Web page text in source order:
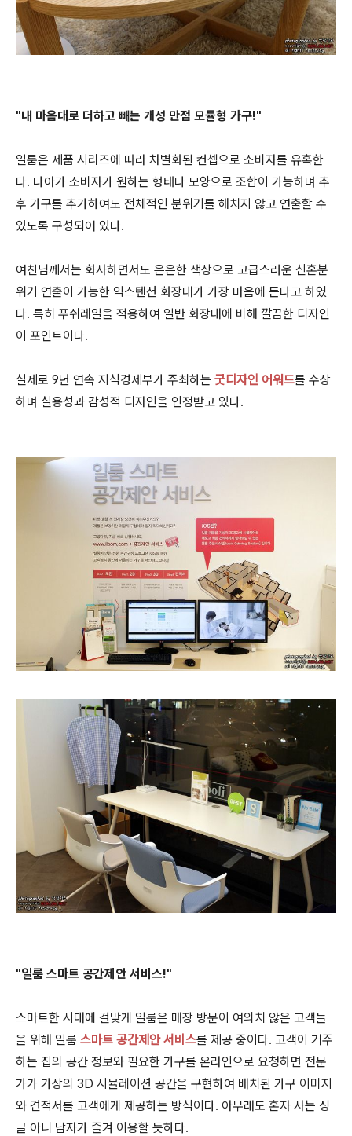
"내 마음대로 더하고 빼는 개성 만점 모듈형 가구!"
일룸은 제품 시리즈에 따라 차별화된 컨셉으로 소비자를 유혹한
다. 나아가 소비자가 원하는 형태나 모양으로 조합이 가능하며 추
후 가구를 추가하여도 전체적인 분위기를 해치지 않고 연출할 수
있도록 구성되어 있다.
여친님께서는 화사하면서도 은은한 색상으로 고급스러운 신혼분
위기 연출이 가능한 익스텐션 화장대가 가장 마음에 든다고 하였
다. 특히 푸쉬레일을 적용하여 일반 화장대에 비해 깔끔한 디자인
이 포인트이다.
실제로 9년 연속 지식경제부가 주최하는 굿디자인 어워드를 수상
하며 실용성과 감성적 디자인을 인정받고 있다.
"일룸 스마트 공간제안 서비스!"
스마트한 시대에 걸맞게 일룸은 매장 방문이 여의치 않은 고객들
을 위해 일룸 스마트 공간제안 서비스를 제공 중이다. 고객이 거주
하는 집의 공간 정보와 필요한 가구를 온라인으로 요청하면 전문
가가 가상의 3D 시뮬레이션 공간을 구현하여 배치된 가구 이미지
와 견적서를 고객에게 제공하는 방식이다. 아무래도 혼자 사는 싱
글 아니 남자가 즐겨 이용할 듯하다.